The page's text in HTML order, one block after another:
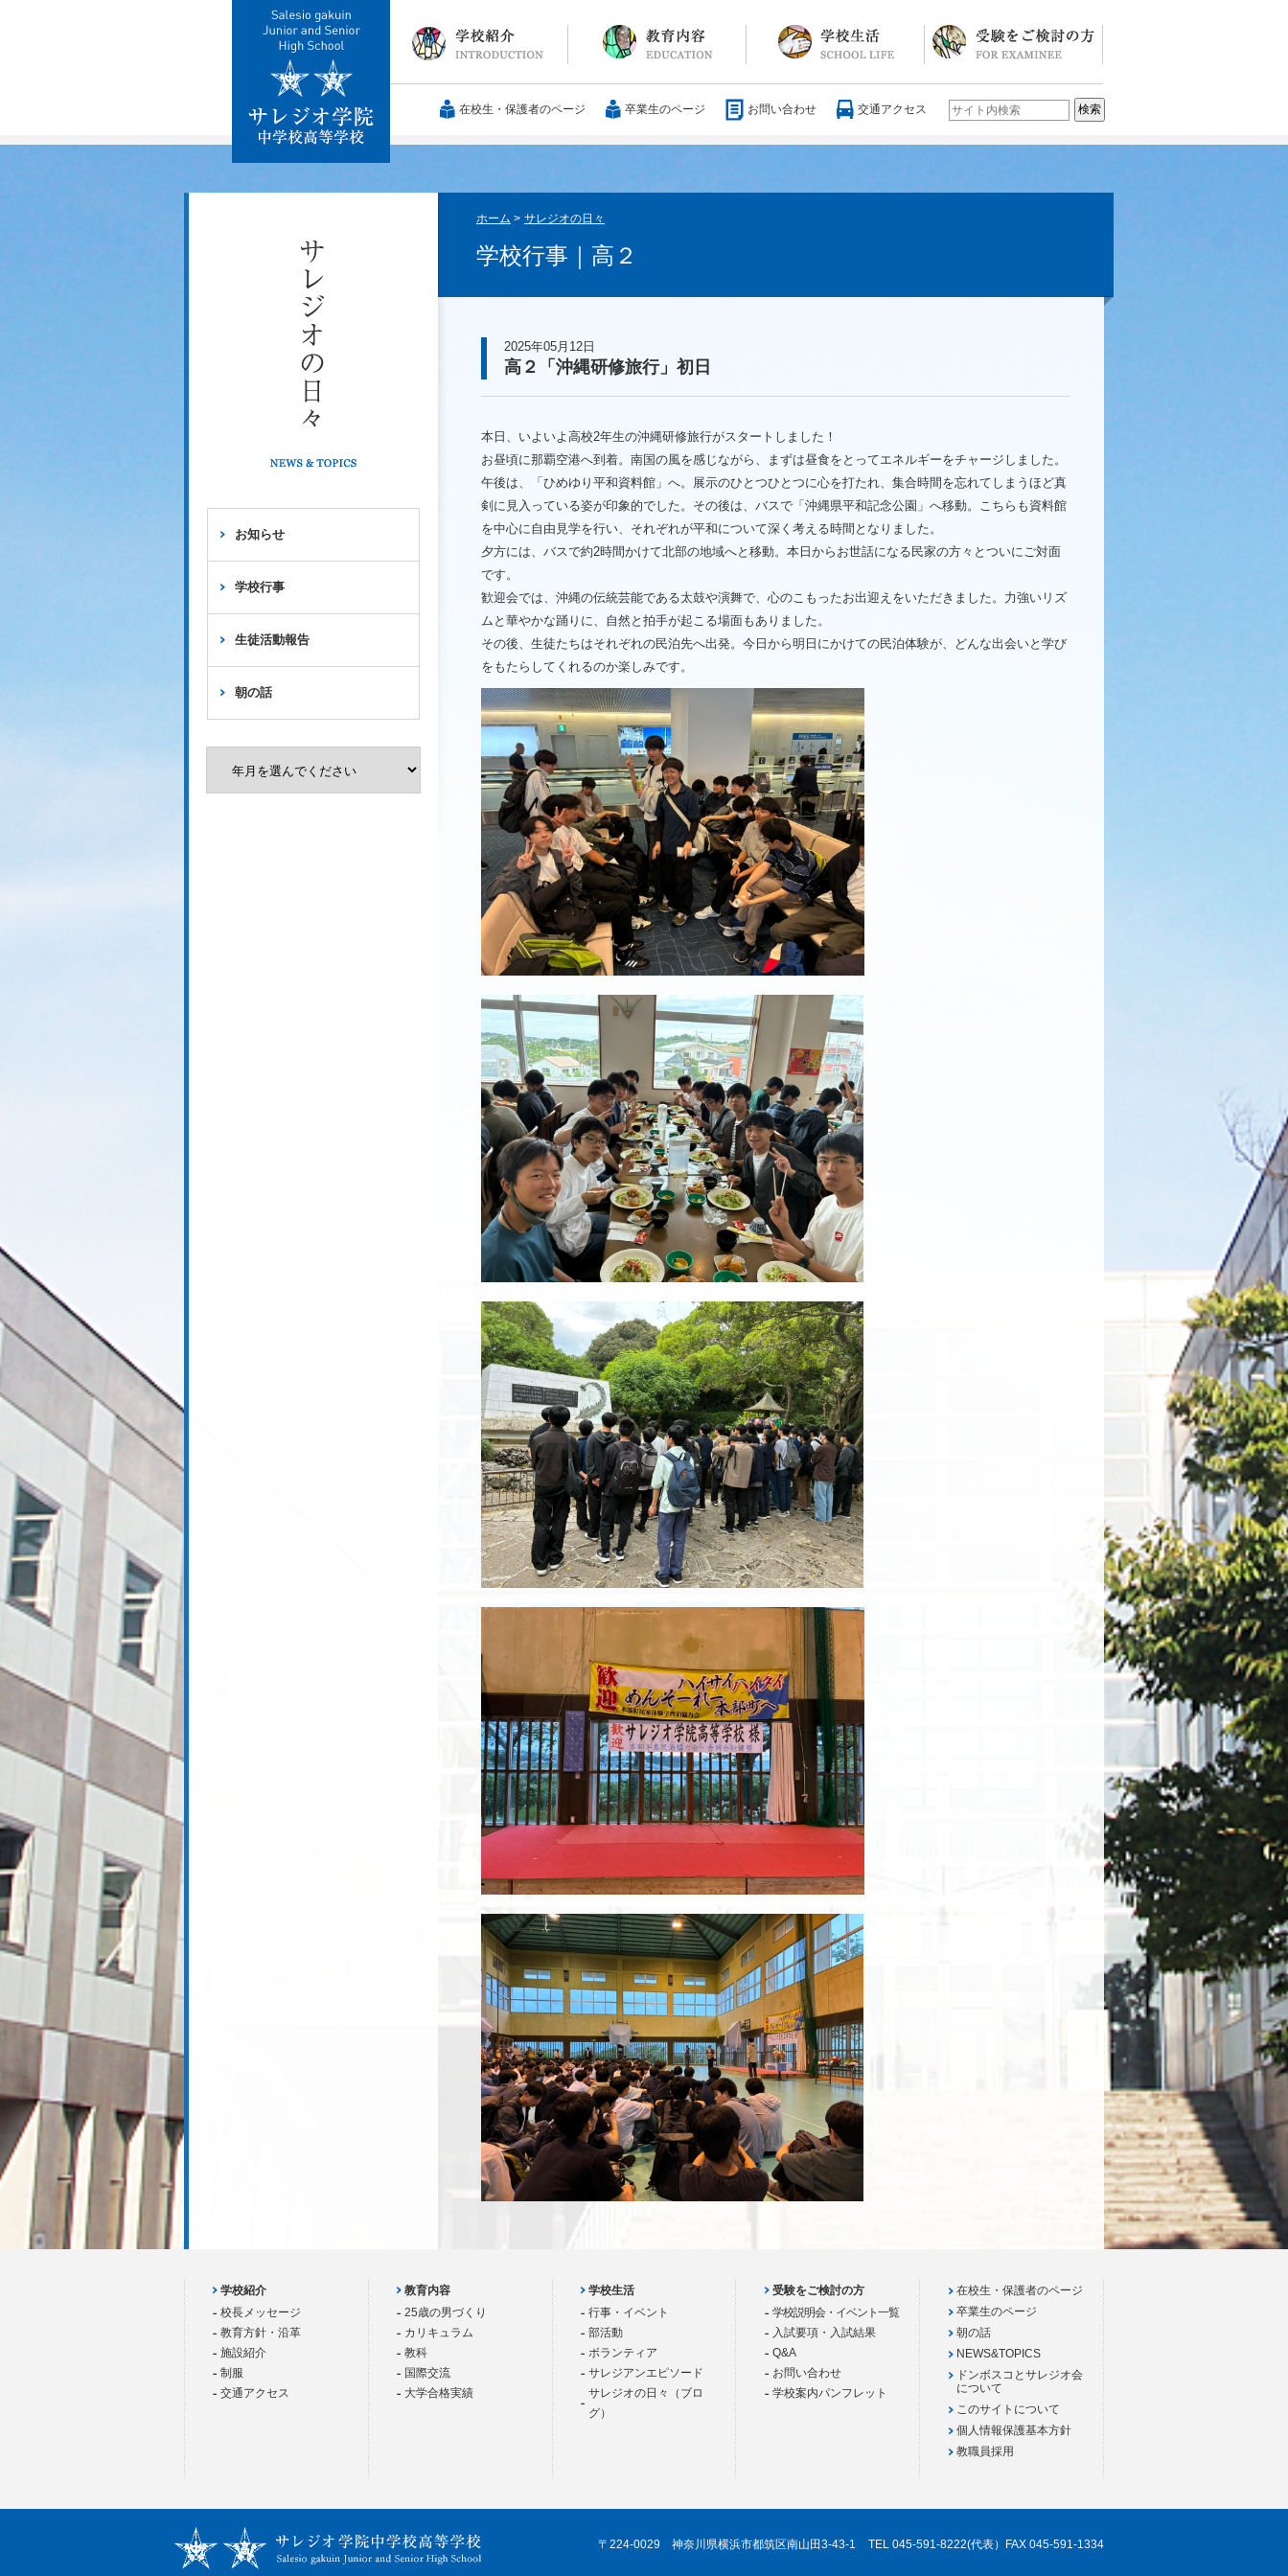
校長メッセージ
教育方針・沿革
施設紹介
交通アクセス 25歳の男づくり
カリキュラム
教科
国際交流
大学合格実績 行事・イベント
部活動
ボランティア
サレジアンエピソード
サレジオの日々(ブログ) 学校説明会・イベント一覧
入試要項・入試結果
Q&A
お問い合わせ
学校案内パンフレット
在校生・保護者のページ 卒業生のページ お問い合わせ 交通アクセス
お知らせ
学校行事
生徒活動報告
朝の話
ホーム > サレジオの日々
学校行事｜高２
2025年05月12日
高２「沖縄研修旅行」初日
本日、 いよいよ 高校2年生の沖縄研修旅行がスタート しま した！
お昼頃に那覇空港へ到着。 南国の風を感じ ながら、 まずは昼食を と ってエネルギーをチャージ しま した。
午後は、「 ひめゆり 平和資料館」 へ。 展示のひとつひとつに心を打たれ、 集合時間 を忘れて しまう ほど真
剣 に 見入 っている姿が印象的でした。 その後は、 バスで「 沖縄県平和記念公園」 へ移動。 こちら も 資料館
を中心に自由 見学を行い、 それぞれが平和について深 く 考える時間 となり ま した。
夕方には、 バスで約2時間かけて北部の地域へと 移動。 本日 から お世話になる 民家の方々 と ついにご対面
です。
歓迎会では、 沖縄の伝統芸能である太鼓や演舞で、 心のこ も っ たお出迎え をいただき ま した。 力強い リズ
ム と 華やかな踊り に、 自然と 拍手が起こる場面もありま した。
その後、 生徒たちはそれぞれの民泊先へ出発。今日から明日にかけての民泊体験が、 どんな出会いと 学び
を も たら して くれるのか楽しみです。
学校紹介
校長メッセージ
教育方針・沿革
施設紹介
制服
交通アクセス
教育内容
25歳の男づくり
カリキュラム
教科
国際交流
大学合格実績
学校生活
行事・イベント
部活動
ボランティア
サレジアンエピソード
サレジオの日々（ブロ
グ）
受験をご検討の方
学校説明会・イベント一覧
入試要項・入試結果
Q&A
お問い合わせ
学校案内パンフレット
在校生・保護者のページ
卒業生のページ
朝の話
NEWS&TOPICS
ドンボスコとサレジオ会
について
このサイトについて
個人情報保護基本方針
教職員採用
〒224-0029 神奈川県横浜市都筑区南山田3-43-1 TEL 045-591-8222(代表）FAX 045-591-1334